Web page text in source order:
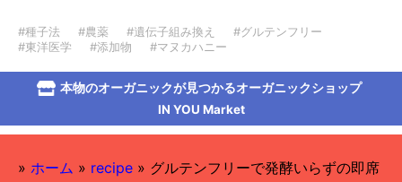
#種子法 #農薬 #遺伝子組み換え
#グルテンフリー
#東洋医学
#添加物 #マヌカハニー
本物のオーガニックが見つかるオーガニックショップ
IN YOU Market
» ホーム » recipe » グルテンフリーで発酵いらずの即席